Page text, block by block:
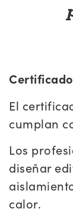
El
cumplan
Los
diseñar
calor.